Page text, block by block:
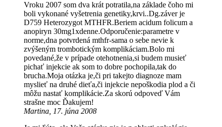
Vroku 2007 som dva krát potratila,na základe čoho mi
boli vykonané vyšetrenia genetiky,krvi..Dg.záver je
D759 Heterozygot MTHFR.Beriem acidum folicum a
anopiryn 30mg1xdenne.Odporučenie:parametre v
norme,dna potvrdená mthfr-sama o sebe nevie k
zvýšeným trombotickým komplikáciam.Bolo mi
povedané,že v prípade otehotnenia,si budem musieť
pichať injekcie ak som to dobre pochopila,tak do
brucha.Moja otázka je,či pri takejto diagnoze mam
myslieť na druhé dieťa,či injekcie nepoškodia plod a či
môžu nastať komplikácie.Za skorú odpoveď Vám
strašne moc Ďakujem!
Martina, 17. júna 2008